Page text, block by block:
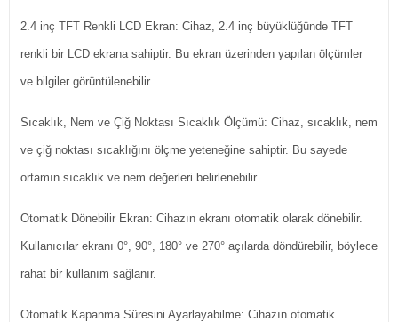
2.4 inç TFT Renkli LCD Ekran: Cihaz, 2.4 inç büyüklüğünde TFT
renkli bir LCD ekrana sahiptir. Bu ekran üzerinden yapılan ölçümler
ve bilgiler görüntülenebilir.
Sıcaklık, Nem ve Çiğ Noktası Sıcaklık Ölçümü: Cihaz, sıcaklık, nem
ve çiğ noktası sıcaklığını ölçme yeteneğine sahiptir. Bu sayede
ortamın sıcaklık ve nem değerleri belirlenebilir.
Otomatik Dönebilir Ekran: Cihazın ekranı otomatik olarak dönebilir.
Kullanıcılar ekranı 0°, 90°, 180° ve 270° açılarda döndürebilir, böylece
rahat bir kullanım sağlanır.
Otomatik Kapanma Süresini Ayarlayabilme: Cihazın otomatik